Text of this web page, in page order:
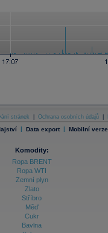
stránek Ochrana osobních údajů
| Data export | Mobilní verze
Komodity:
Ropa BRENT
Ropa WTI
Zemní plyn
Zlato
Stříbro
Měď
Cukr
Bavlna